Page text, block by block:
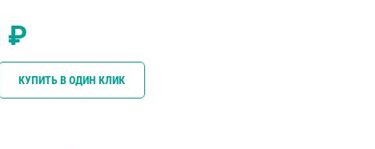
₽
КУПИТЬ В ОДИН КЛИК